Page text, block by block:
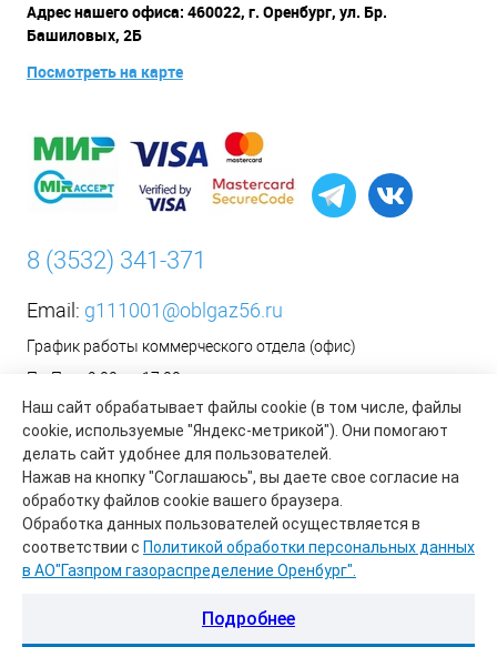
Наш сайт обрабатывает файлы cookie (в том числе, файлы
cookie, используемые "Яндекс-метрикой"). Они помогают
делать сайт удобнее для пользователей.
Нажав на кнопку "Соглашаюсь", вы даете свое согласие на
обработку файлов cookie вашего браузера.
Обработка данных пользователей осуществляется в
соответствии с Политикой обработки персональных данных
в АО"Газпром газораспределение Оренбург".
Подробнее
Адрес нашего офиса: 460022, г. Оренбург, ул. Бр.
Башиловых, 2Б
Посмотреть на карте
8 (3532) 341-371
Email: g111001@oblgaz56.ru
График работы коммерческого отдела (офис)
Пн-Пт: с 9:00 до 17:00
Сб-Вс: Выходной
__________________________________________
Оформить заявку на установку бытового газового
оборудования возможно на сайте организации АО «Газпром
газораспределение Оренбург»:https://www.oblgaz56.ru/